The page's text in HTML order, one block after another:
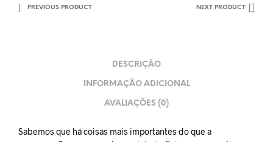
PREVIOUS PRODUCT NEXT PRODUCT
DESCRIÇÃO
INFORMAÇÃO ADICIONAL
AVALIAÇÕES (0)
Sabemos que há coisas mais importantes do que a